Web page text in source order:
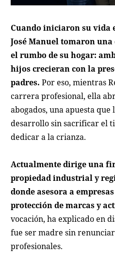
Cuando iniciaron su vida
José Manuel tomaron
el rumbo de su hogar:
hijos crecieran con la
padres. Por eso, mientras
carrera profesional, ella
abogados, una apuesta
desarrollo sin sacrificar el
dedicar a la crianza.
Actualmente dirige una
propiedad industrial y
donde asesora a
protección de marcas y
vocación, ha explicado en
fue ser madre sin renunciar
profesionales.